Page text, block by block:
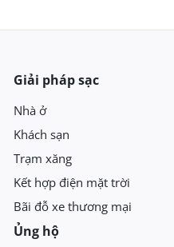
Giải pháp sạc
Nhà ở
Khách sạn
Trạm xăng
Kết hợp điện mặt trời
Bãi đỗ xe thương mại
Ủng hộ